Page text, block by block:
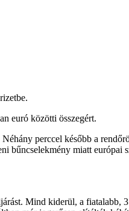
euró közötti összegért.
perccel később a
bűncselekmény miatt európai
Mind kiderül, a fiatalabb,